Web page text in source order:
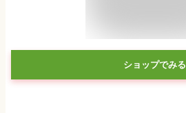
ショップでみる